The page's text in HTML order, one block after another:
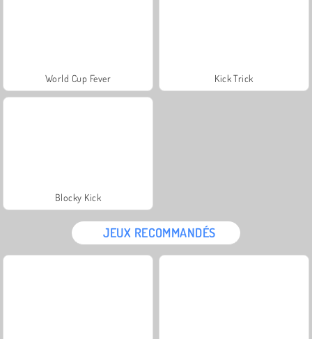
World Cup Fever Kick Trick
Blocky Kick
JEUX RECOMMANDÉS